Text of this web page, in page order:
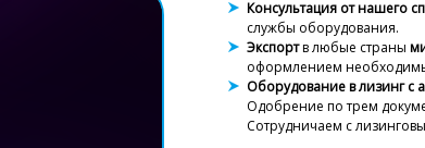
Консультация от нашего
службы оборудования.
Экспортв любые страны
оформлением
Оборудование в лизинг с
Одобрение по трем
Сотрудничаем с